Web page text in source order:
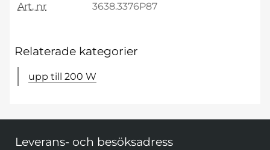
Art. nr 3638.3376P87
Relaterade kategorier
upp till 200 W
Leverans- och besöksadress